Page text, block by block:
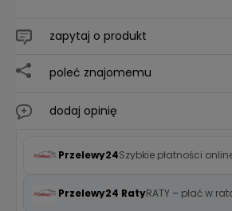
zapytaj o produkt
poleć znajomemu
dodaj opinię
Przelewy24Szybkie płatności
Przelewy24 Raty